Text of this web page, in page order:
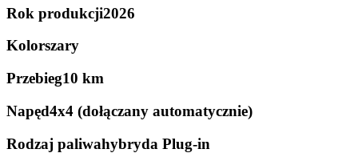
Rok produkcji2026
Kolorszary
Przebieg10 km
Napęd4x4 (dołączany automatycznie)
Rodzaj paliwahybryda Plug-in